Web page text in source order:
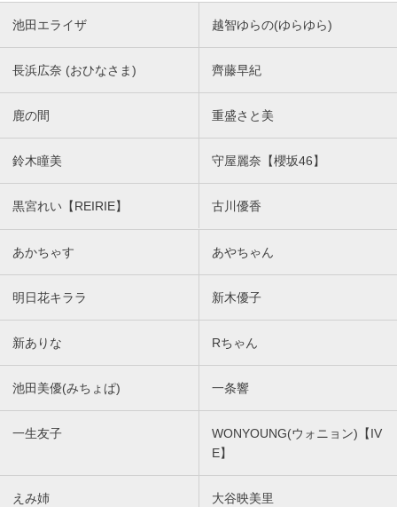
池田エライザ 越智ゆらの(ゆらゆら)
長浜広奈 (おひなさま) 齊藤早紀
鹿の間 重盛さと美
鈴木瞳美 守屋麗奈【櫻坂46】
黒宮れい【REIRIE】 古川優香
あかちゃす あやちゃん
明日花キララ 新木優子
新ありな Rちゃん
池田美優(みちょぱ) 一条響
一生友子
WONYOUNG(ウォニョン)【IV
E】
えみ姉 大谷映美里